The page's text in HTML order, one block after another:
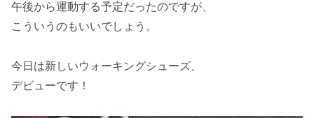
午後から運動する予定だったのですが、
こういうのもいいでしょう。
今日は新しいウォーキングシューズ、
デビューです！